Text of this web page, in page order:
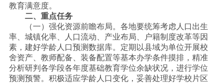
教育满意度。
二、重点任务
（一）强化资源前瞻布局。各地要统筹考虑人口出生
率、城镇化率、人口流动、产业布局、户籍制度改革等因
素，建好学龄人口预测数据库。定期以县域为单位开展校
舍资产、教师配备、装备配置等基本办学条件摸排，精准
分析研判各学段各年度基础教育学位余缺状况，进行学位
预测预警。积极适应学龄人口变化，妥善处理好学校片区